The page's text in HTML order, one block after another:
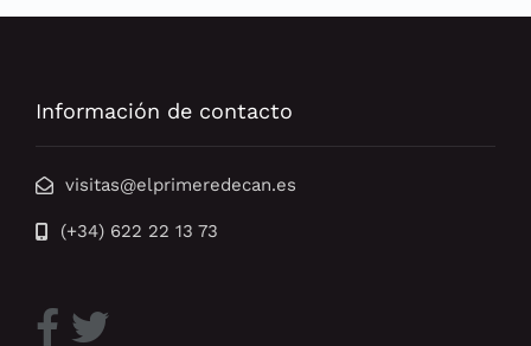
Información de contacto
visitas@elprimeredecan.es
(+34) 622 22 13 73